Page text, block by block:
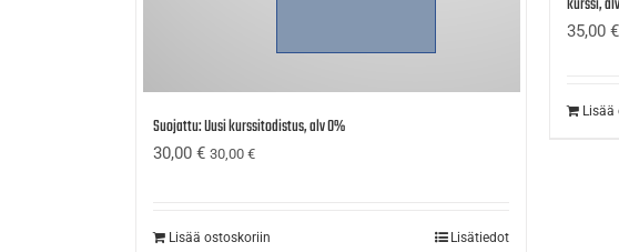
Suojattu: Uusi kurssitodistus, alv 0%
30,00 € 30,00 €
Lisää ostoskoriin Lisätiedot
35,00€